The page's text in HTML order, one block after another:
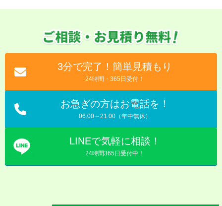
3分で完了！簡単見積もり
24時間・365日受付！
お急ぎの方はお電話を！
06:00～21:00（年中無休）
LINEで気軽に相談！
24時間365日受付中！